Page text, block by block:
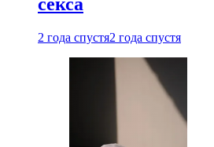
2 года спустя2 года спустя